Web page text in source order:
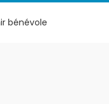
bénévole